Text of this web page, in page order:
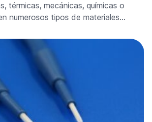
térmicas, mecánicas, químicas o
numerosos tipos de materiales…